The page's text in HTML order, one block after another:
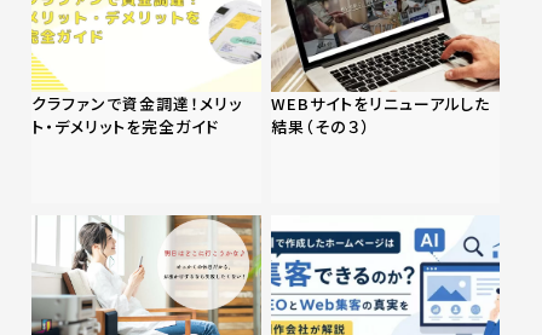
クラファンで資金調達！メリッ
ト・デメリットを完全ガイド
WEBサイトをリニューアルした
結果（その３）